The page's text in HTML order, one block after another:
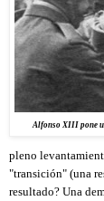
Alfonso XIII pone
pleno
"transición" (una
resultado? Una